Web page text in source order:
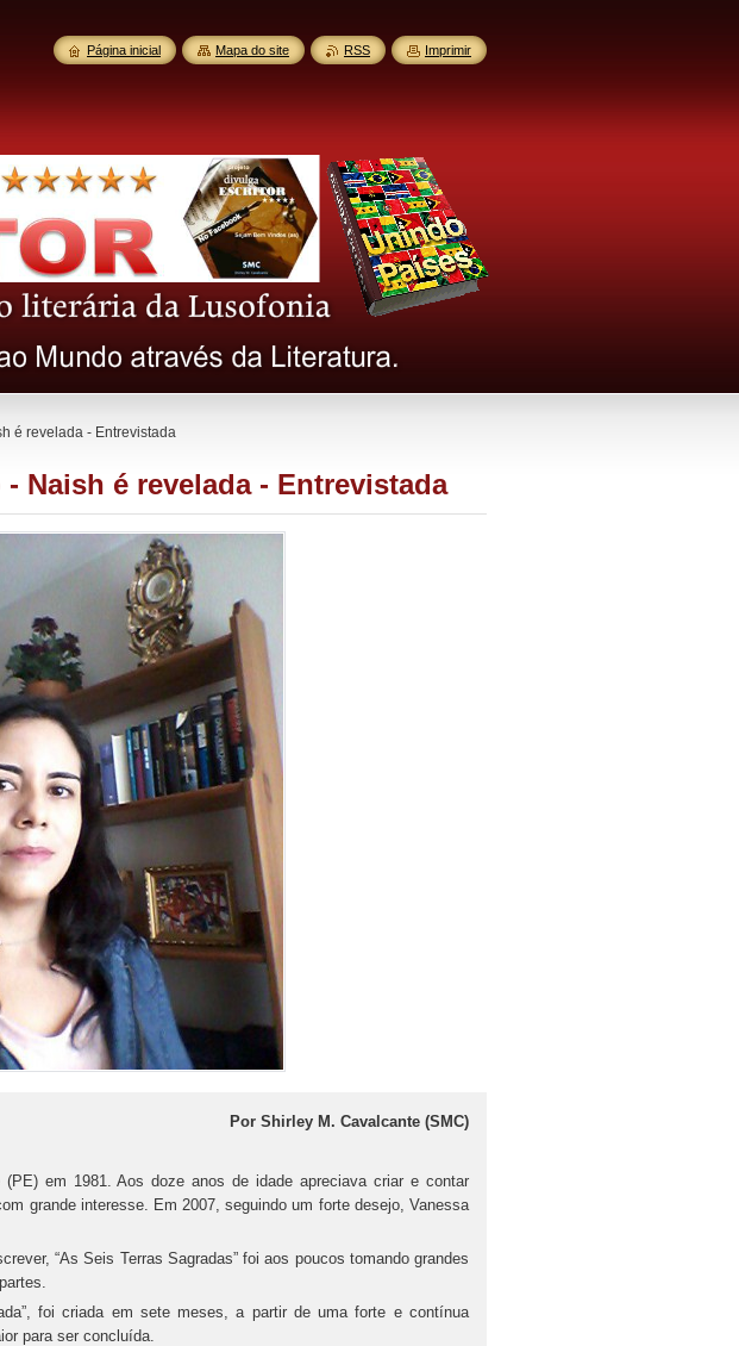
é revelada - Entrevistada
Naish é revelada - Entrevistada
Por Shirley M. Cavalcante (SMC)
em 1981. Aos doze anos de idade apreciava criar e contar
grande interesse. Em 2007, seguindo um forte desejo, Vanessa
“As Seis Terras Sagradas” foi aos poucos tomando grandes
foi criada em sete meses, a partir de uma forte e contínua
para ser concluída.
Página inicial Mapa do site RSS Imprimir